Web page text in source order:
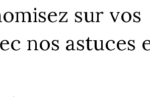
sur vos
nos astuces